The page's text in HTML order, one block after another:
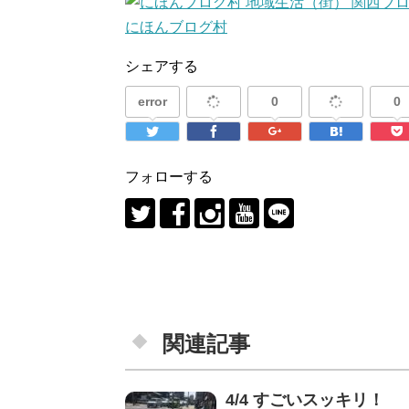
にほんブログ村
シェアする
error 0 0
フォローする
関連記事
4/4 すごいスッキリ！